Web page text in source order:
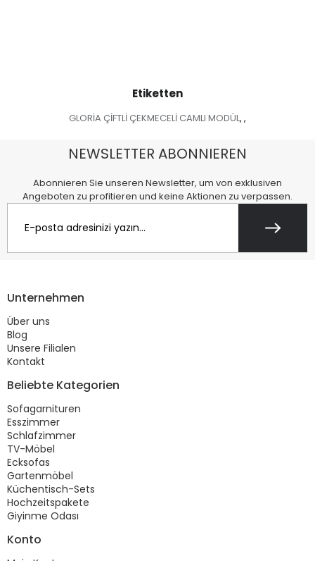
Etiketten
GLORİA ÇİFTLİ ÇEKMECELİ CAMLI MODÜL, ,
NEWSLETTER ABONNIEREN
Abonnieren Sie unseren Newsletter, um von exklusiven
Angeboten zu profitieren und keine Aktionen zu verpassen.
Unternehmen
Über uns
Blog
Unsere Filialen
Kontakt
Beliebte Kategorien
Sofagarnituren
Esszimmer
Schlafzimmer
TV-Möbel
Ecksofas
Gartenmöbel
Küchentisch-Sets
Hochzeitspakete
Giyinme Odası
Konto